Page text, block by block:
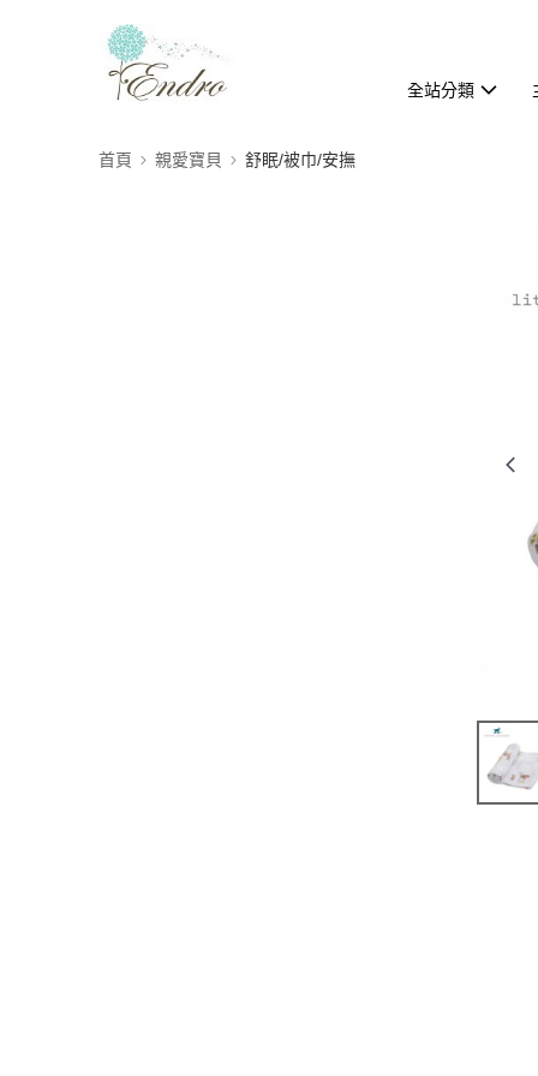
全站分類
首頁 親愛寶貝 舒眠/被巾/安撫